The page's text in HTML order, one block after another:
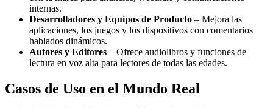
internas.
Desarrolladores y Equipos de Producto – Mejora las
aplicaciones, los juegos y los dispositivos con comentarios
hablados dinámicos.
Autores y Editores – Ofrece audiolibros y funciones de
lectura en voz alta para lectores de todas las edades.
Casos de Uso en el Mundo Real